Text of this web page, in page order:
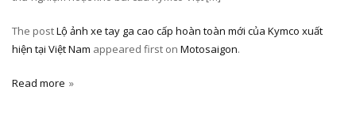
The postLộ ảnh xe tay ga cao cấp hoàn toàn mới của Kymco xuất
hiện tại Việt Nam appeared first on Motosaigon.
Read more